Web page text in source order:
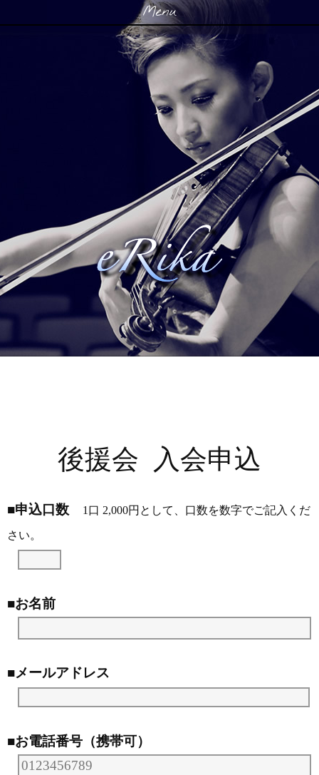
Menu
後援会 入会申込
■申込口数 1口 2,000円として、口数を数字でご記入くだ
さい。
■お名前
■メールアドレス
■お電話番号（携帯可）